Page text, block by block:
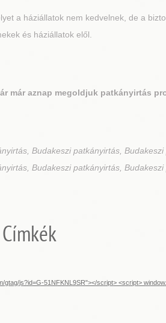
a háziállatok nem kedvelnek, de a
és háziállatok elől.
már aznap megoldjuk patkányirtás
Budakeszi patkányirtás,
Budakeszi patkányirtás,
Címkék
js?id=G-51NFKNL9SR"></script> <script>